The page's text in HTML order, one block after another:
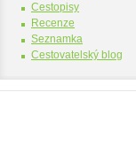
Cestopisy
Recenze
Seznamka
Cestovatelský blog